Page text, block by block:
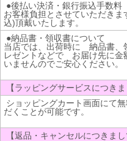
●後払い決済・銀行振込手数料
お客様負担とさせていただき
込)頂戴いたします。
●納品書・領収書について
当店では、出荷時に 納品書、
レゼントなどで お届け先に金
いませんのでご安心ください。
【ラッピングサービスにつきま
ショッピングカート画面にて
だくことが可能です。
【返品・キャンセルにつきまし